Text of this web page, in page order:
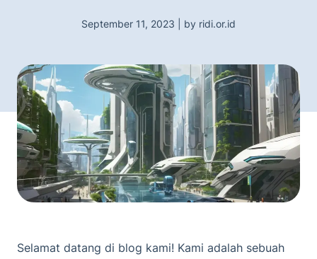
September 11, 2023 | by ridi.or.id
Selamat datang di blog kami! Kami adalah sebuah